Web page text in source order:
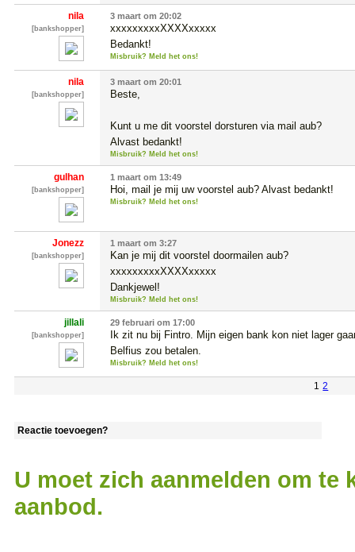
nila
[bankshopper]
3 maart om 20:02
xxxxxxxxxXXXXxxxxx
Bedankt!
Misbruik? Meld het ons!
nila
[bankshopper]
3 maart om 20:01
Beste,
Kunt u me dit voorstel dorsturen via mail aub?
Alvast bedankt!
Misbruik? Meld het ons!
gulhan
[bankshopper]
1 maart om 13:49
Hoi, mail je mij uw voorstel aub? Alvast bedankt!
Misbruik? Meld het ons!
Jonezz
[bankshopper]
1 maart om 3:27
Kan je mij dit voorstel doormailen aub?
xxxxxxxxxXXXXxxxxx
Dankjewel!
Misbruik? Meld het ons!
jillali
[bankshopper]
29 februari om 17:00
Ik zit nu bij Fintro. Mijn eigen bank kon niet lager
Belfius zou betalen.
Misbruik? Meld het ons!
1 2
Reactie toevoegen?
U moet zich aanmelden om te
aanbod.